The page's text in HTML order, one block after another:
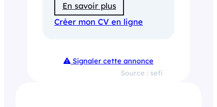
En savoir plus
Créer mon CV en ligne
Signaler cette annonce
Source : sefi